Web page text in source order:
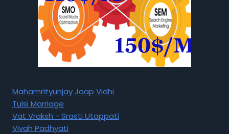
Mahamrityunjay Jaap Vidhi
Tulsi Marriage
Vat Vraksh - Srasti Utappati
Vivah Padhyati